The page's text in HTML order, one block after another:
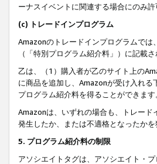
ーナスイベントに関連する場合にのみ許
(c) トレードインプログラム
Amazonのトレードインプログラムで
（「特別プログラム紹介料」）に記載
乙は、（1）購入者が乙のサイト上の
に商品を追加し、Amazonが受け入れ
プログラム紹介料を得ることができます
Amazonは、いずれの場合も、トレー
発生したか、または不適格となったかを
5. プログラム紹介料の制限
アソシエイトタグは、アソシエイト・